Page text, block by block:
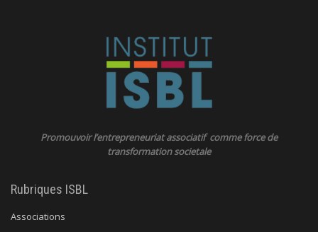
Promouvoir l’entrepreneuriat associatif comme force de
transformation societale
Rubriques ISBL
Associations